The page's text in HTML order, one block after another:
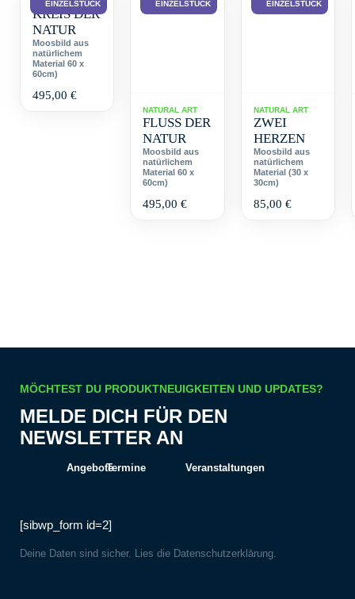
KREIS DER
NATUR
Moosbild aus
natürlichem
Material 60 x
60cm)
EINZELSTÜCK
495,00 €
NATURAL ART
FLUSS DER
NATUR
Moosbild aus
natürlichem
Material 60 x
60cm)
EINZELSTÜCK
495,00€
NATURAL ART
ZWEI
HERZEN
Moosbild aus
natürlichem
Material (30 x
30cm)
EINZELSTÜCK
85,00 €
MÖCHTEST DU PRODUKTNEUIGKEITEN UND UPDATES?
MELDE DICH FÜR DEN
NEWSLETTER AN
AngeboteTermine Veranstaltungen
[sibwp_form id=2]
Deine Daten sind sicher. Lies die Datenschutzerklärung.